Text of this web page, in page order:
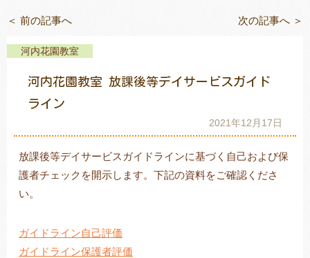
教室一覧
＜ 前の記事へ 次の記事へ ＞
河内花園教室
河内花園教室 放課後等デイサービスガイド
ライン
2021年12月17日
放課後等デイサービスガイドラインに基づく自己および保
護者チェックを開示します。下記の資料をご確認くださ
い。
ガイドライン自己評価
ガイドライン保護者評価